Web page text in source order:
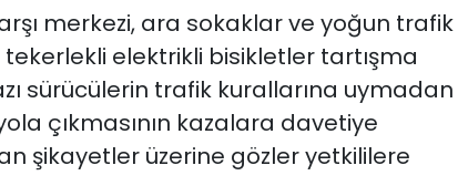
merkezi, ara sokaklar ve yoğun trafik
elektrikli bisikletler tartışma
sürücülerin trafik kurallarına uymadan
çıkmasının kazalara davetiye
şikayetler üzerine gözler yetkililere